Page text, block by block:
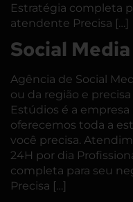
Estratégia completa
atendente Precisa […]
Social
Agência de Social
ou da região e
Estúdios é a
oferecemos toda a
você precisa.
24H por dia
completa para seu
Precisa […]